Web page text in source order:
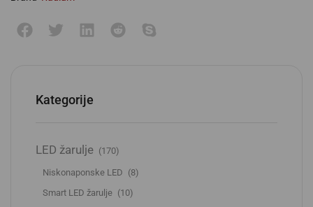
Kategorije
LED žarulje (170)
Niskonaponske LED (8)
Smart LED žarulje (10)